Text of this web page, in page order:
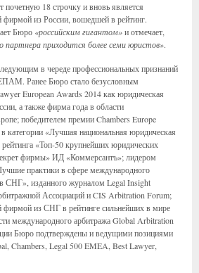
18 строчку и вновь является
фирмой из России, вошедшей в рейтинг.
Бюро «российским гигантом»и отмечает,
партнера приходится более семи юристов».
в череде профессиональных признаний
Ранее Бюро стало безусловным
European Awards 2014 как юридическая
а также фирма года в области
победителем премии Chambers Europe
категории «Лучшая национальная юридическая
«Топ-50 крупнейших юридических
фирмы» ИД «Коммерсантъ»; лидером
практики в сфере международного
СНГ», изданного журналом Legal Insight
Ассоциаций и CIS Arbitration Forum;
фирмой из СНГ в рейтинге сильнейших в мире
международного арбитража Global Arbitration
Бюро подтверждены и ведущими позициями
Chambers, Legal 500 EMEA, Best Lawyer,